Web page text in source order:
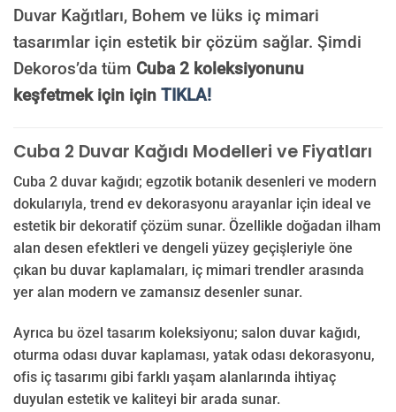
Duvar Kağıtları, Bohem ve lüks iç mimari
tasarımlar için estetik bir çözüm sağlar. Şimdi
Dekoros’da tüm Cuba 2 koleksiyonunu
keşfetmek için için TIKLA!
Cuba 2 Duvar Kağıdı Modelleri ve Fiyatları
Cuba 2 duvar kağıdı; egzotik botanik desenleri ve modern
dokularıyla, trend ev dekorasyonu arayanlar için ideal ve
estetik bir dekoratif çözüm sunar. Özellikle doğadan ilham
alan desen efektleri ve dengeli yüzey geçişleriyle öne
çıkan bu duvar kaplamaları, iç mimari trendler arasında
yer alan modern ve zamansız desenler sunar.
Ayrıca bu özel tasarım koleksiyonu; salon duvar kağıdı,
oturma odası duvar kaplaması, yatak odası dekorasyonu,
ofis iç tasarımı gibi farklı yaşam alanlarında ihtiyaç
duyulan estetik ve kaliteyi bir arada sunar.